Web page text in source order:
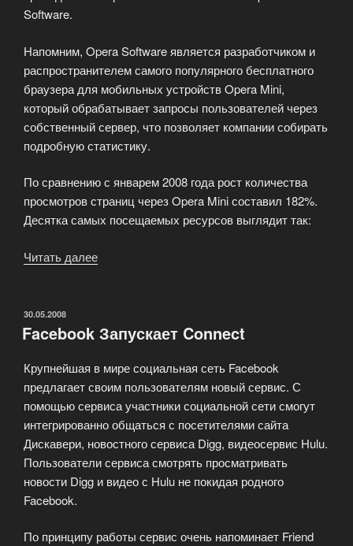
Software.
Напомним, Opera Software является разработчиком и
распространителем самого популярного бесплатного
браузера для мобильных устройств Opera Mini,
который обрабатывает запросы пользователей через
собственный сервер, что позволяет компании собирать
подробную статистику.
По сравнению с январем 2008 года рост количества
просмотров страниц через Opera Mini составил 182%.
Десятка самых посещаемых ресурсов выглядит так:
Читать далее
vKontakte
лидером»
ОПУБЛИКОВАНО
30.05.2008
Facebook Запускает Connect
Крупнейшая в мире социальная сеть Facebook
предлагает своим пользователям новый сервис. С
помощью сервиса участники социальной сети смогут
интегрированно общаться с посетителями сайта
Дискавери, новостного сервиса Digg, видеосервис Hulu.
Пользователи сервиса смотрять просматривать
новости Digg и видео с Hulu не покидая родного
Facebook.
По принципу работы сервис очень напоминает Friend